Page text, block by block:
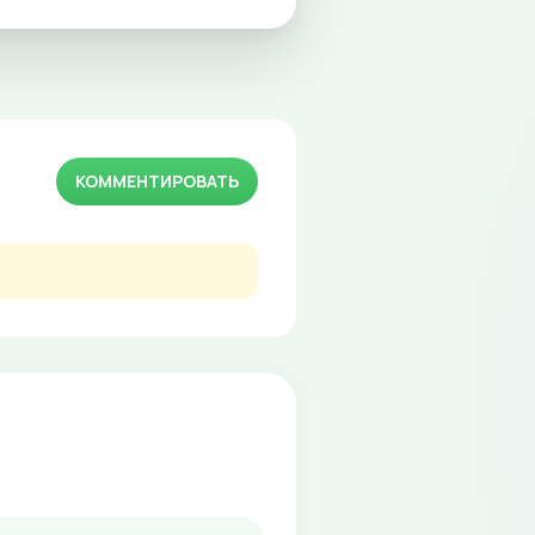
КОММЕНТИРОВАТЬ